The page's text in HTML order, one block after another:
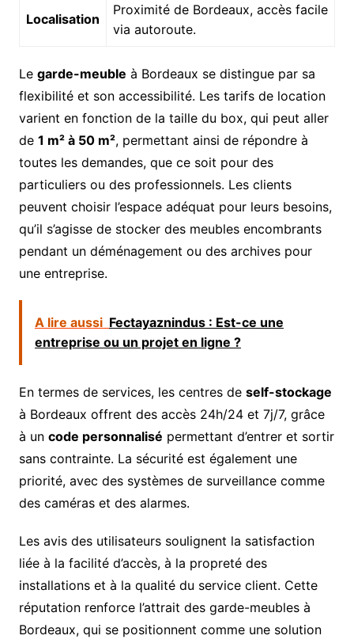
Localisation
Proximité de Bordeaux, accès facile
via autoroute.
Le garde-meuble à Bordeaux se distingue par sa
flexibilité et son accessibilité. Les tarifs de location
varient en fonction de la taille du box, qui peut aller
de 1 m² à 50 m², permettant ainsi de répondre à
toutes les demandes, que ce soit pour des
particuliers ou des professionnels. Les clients
peuvent choisir l’espace adéquat pour leurs besoins,
qu’il s’agisse de stocker des meubles encombrants
pendant un déménagement ou des archives pour
une entreprise.
A lire aussi Fectayaznindus : Est-ce une
entreprise ou un projet en ligne ?
En termes de services, les centres de self-stockage
à Bordeaux offrent des accès 24h/24 et 7j/7, grâce
à un code personnalisé permettant d’entrer et sortir
sans contrainte. La sécurité est également une
priorité, avec des systèmes de surveillance comme
des caméras et des alarmes.
Les avis des utilisateurs soulignent la satisfaction
liée à la facilité d’accès, à la propreté des
installations et à la qualité du service client. Cette
réputation renforce l’attrait des garde-meubles à
Bordeaux, qui se positionnent comme une solution